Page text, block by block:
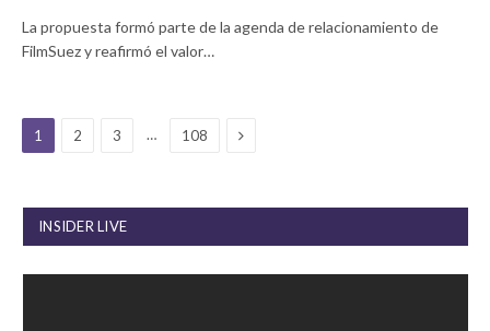
La propuesta formó parte de la agenda de relacionamiento de
FilmSuez y reafirmó el valor…
1 2 3 … 108 Next
INSIDER LIVE